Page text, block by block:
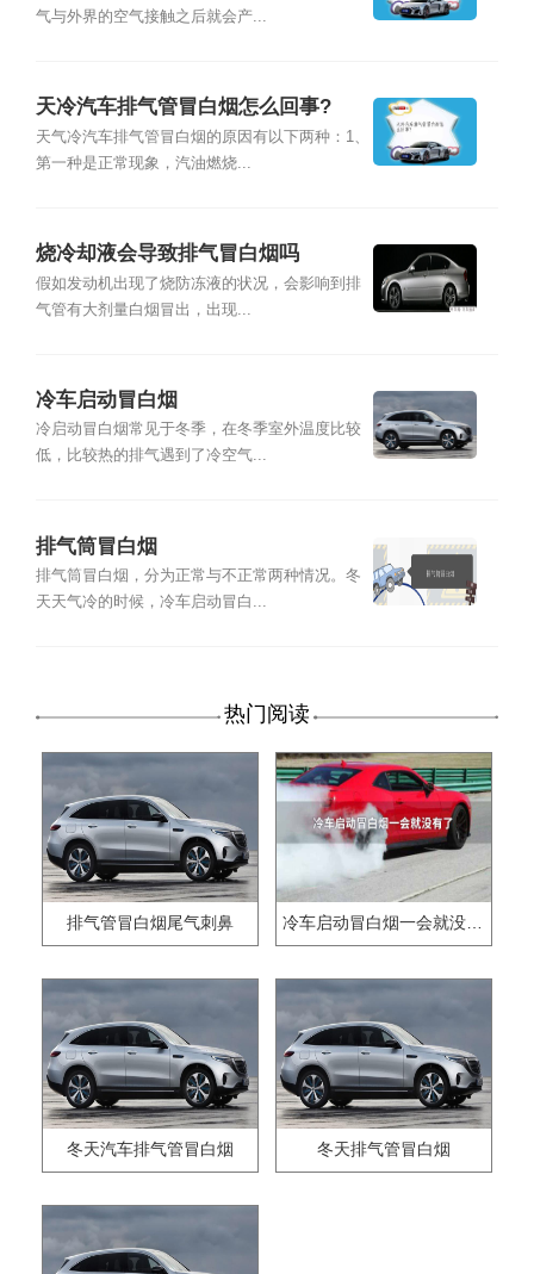
气与外界的空气接触之后就会产...
天冷汽车排气管冒白烟怎么回事?
天气冷汽车排气管冒白烟的原因有以下两种：1、
第一种是正常现象，汽油燃烧...
烧冷却液会导致排气冒白烟吗
假如发动机出现了烧防冻液的状况，会影响到排
气管有大剂量白烟冒出，出现...
冷车启动冒白烟
冷启动冒白烟常见于冬季，在冬季室外温度比较
低，比较热的排气遇到了冷空气...
排气筒冒白烟
排气筒冒白烟，分为正常与不正常两种情况。冬
天天气冷的时候，冷车启动冒白...
热门阅读
排气管冒白烟尾气刺鼻 冷车启动冒白烟一会就没有了
冬天汽车排气管冒白烟 冬天排气管冒白烟